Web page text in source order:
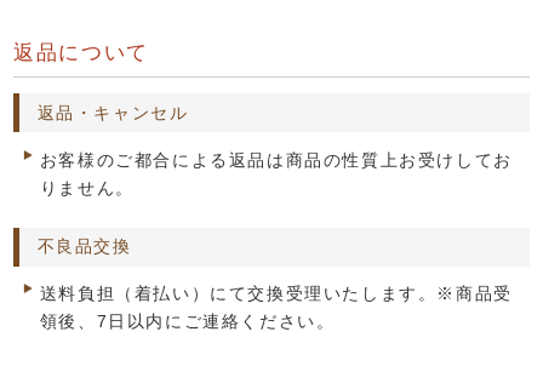
返品について
返品・キャンセル
お客様のご都合による返品は商品の性質上お受けしてお
りません。
不良品交換
送料負担（着払い）にて交換受理いたします。※商品受
領後、7日以内にご連絡ください。